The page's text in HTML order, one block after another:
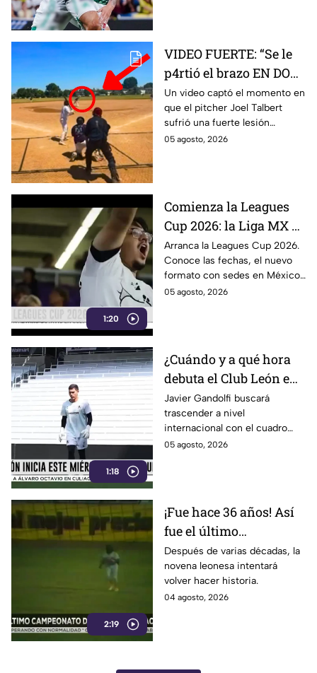
VIDEO FUERTE: “Se le
p4rtió el brazo EN DOS”
Pitcher sufre brut4l
lesión durante
lanzamiento y queda
fuera del juego
Un video captó el momento en
que el pitcher Joel Talbert
sufrió una fuerte lesión
durante un lanzamiento en un
05 agosto, 2026
1:20
Comienza la Leagues
Cup 2026: la Liga MX y
la MLS se enfrentan
con histórico formato
Arranca la Leagues Cup 2026.
Conoce las fechas, el nuevo
formato con sedes en México
y el calendario de partidos
05 agosto, 2026
1:18
¿Cuándo y a qué hora
debuta el Club León en
Leagues Cup? Esto
sabemos
Javier Gandolfi buscará
trascender a nivel
internacional con el cuadro
verdiblanco
05 agosto, 2026
2:19
¡Fue hace 36 años! Así
fue el último
campeonato de Bravos
de León
Después de varias décadas, la
novena leonesa intentará
volver hacer historia.
04 agosto, 2026